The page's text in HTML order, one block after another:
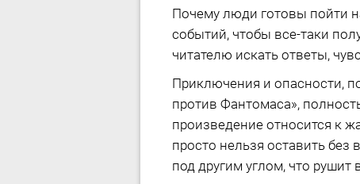
Почему люди готовы пойти
событий, чтобы все-таки
читателю искать ответы,
Приключения и опасности,
против Фантомаса»,
произведение относится к
просто нельзя оставить без
под другим углом, что рушит